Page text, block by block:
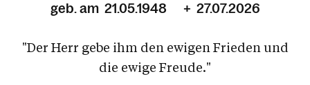
geb. am 21.05.1948 + 27.07.2026
"Der Herr gebe ihm den ewigen Frieden und
die ewige Freude."